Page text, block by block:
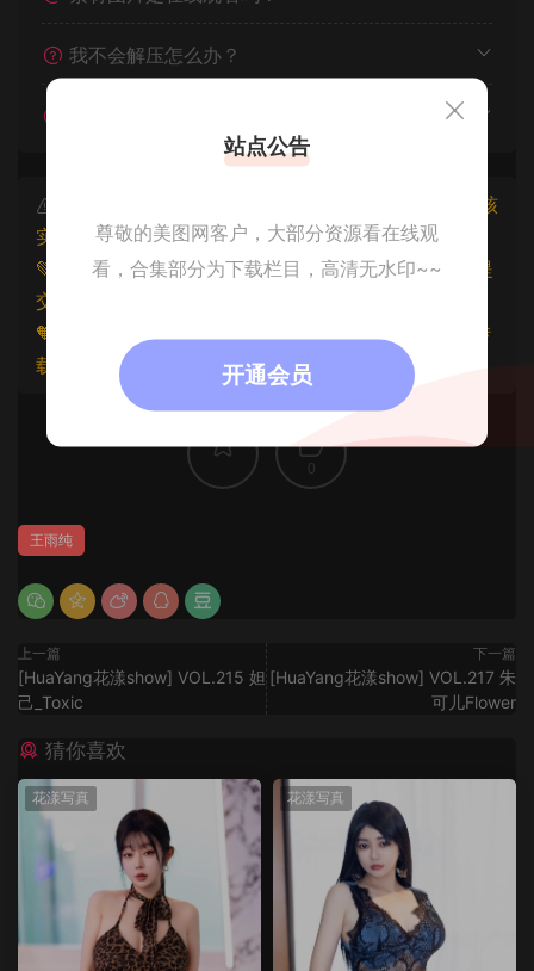
我不会解压怎么办？
本文资源仅供个人参考学习，请勿批量搬运，一经核
实将封禁账号权限！
💚本文资源均来源网友分享，若侵犯了您的权益可以提
交工单处理。
🧡原文链接：
，转
载请注明出处。
0
王雨纯
上一篇
[HuaYang花漾show] VOL.215 妲
己_Toxic
下一篇
[HuaYang花漾show] VOL.217 朱
可儿Flower
猜你喜欢
花漾写真 花漾写真
站点公告
尊敬的美图网客户，大部分资源看在线观
看，合集部分为下载栏目，高清无水印~~
开通会员